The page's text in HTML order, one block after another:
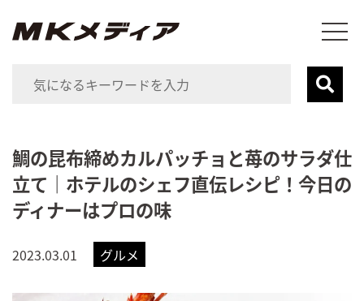
鯛の昆布締めカルパッチョと苺のサラダ仕
立て｜ホテルのシェフ直伝レシピ！今日の
ディナーはプロの味
2023.03.01 グルメ